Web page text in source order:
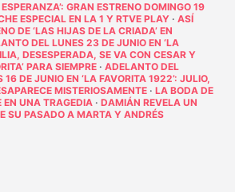
ESPERANZA’: GRAN ESTRENO DOMINGO 19
ESPECIAL EN LA 1 Y RTVE PLAY· ASÍ
DE ‘LAS HIJAS DE LA CRIADA’ EN
DEL LUNES 23 DE JUNIO EN ‘LA
DESESPERADA, SE VA CON CESAR Y
PARA SIEMPRE· ADELANTO DEL
DE JUNIO EN ‘LA FAVORITA 1922’: JULIO,
MISTERIOSAMENTE· LA BODA DE
EN UNA TRAGEDIA· DAMIÁN REVELA UN
SU PASADO A MARTA Y ANDRÉS